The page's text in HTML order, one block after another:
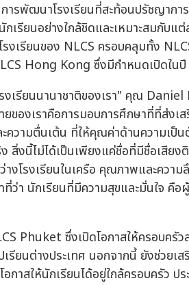
พัฒนาโรงเรียนที่สะท้อนปรัชญาการ
เรียนอย่างใกล้ชิดและเหมาะสมกับแต่
งเรียนของ NLCS ครอบคลุมทั้ง
Hong Kong ซึ่งมีกำหนดเปิดใน
เรียนนานาชาติของเรา" คุณ
องเราคือการมอบการศึกษาที่ที่ส่งเส
ความตื่นเต้น ที่ให้คุณค่าด้านความเป็
งนี้ไม่ได้เป็นเพียงแค่ชื่อที่มีชื่อเสียง
งโรงเรียนในเครือ คุณภาพและความ
ว่า นักเรียนที่มีความสุขและมั่นใจ คื
Phuket ซึ่งเปิดโอกาสให้ครอบครัว
รียนต่างประเทศ นอกจากนี้ ยังช่วยเ
าสให้นักเรียนได้อยู่ใกล้ครอบครัว ปร